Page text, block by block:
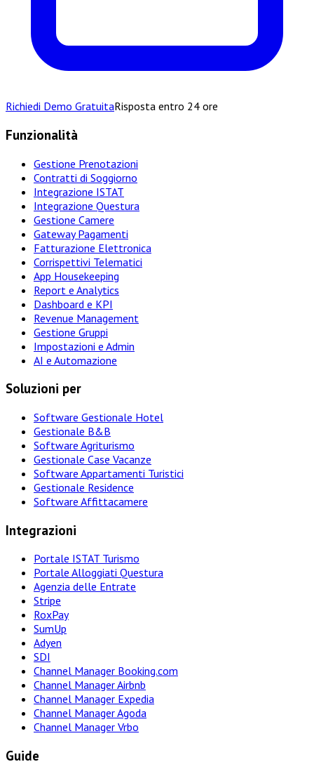
Richiedi Demo GratuitaRisposta entro 24 ore
Funzionalità
Gestione Prenotazioni
Contratti di Soggiorno
Integrazione ISTAT
Integrazione Questura
Gestione Camere
Gateway Pagamenti
Fatturazione Elettronica
Corrispettivi Telematici
App Housekeeping
Report e Analytics
Dashboard e KPI
Revenue Management
Gestione Gruppi
Impostazioni e Admin
AI e Automazione
Soluzioni per
Software Gestionale Hotel
Gestionale B&B
Software Agriturismo
Gestionale Case Vacanze
Software Appartamenti Turistici
Gestionale Residence
Software Affittacamere
Integrazioni
Portale ISTAT Turismo
Portale Alloggiati Questura
Agenzia delle Entrate
Stripe
RoxPay
SumUp
Adyen
SDI
Channel Manager Booking.com
Channel Manager Airbnb
Channel Manager Expedia
Channel Manager Agoda
Channel Manager Vrbo
Guide